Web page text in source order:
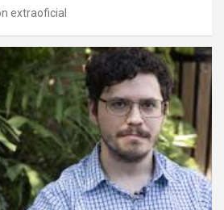
extraoficial